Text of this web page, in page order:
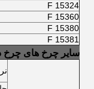
F 15324
F 15360
F 15380
F 15381
سایر چرخ های چرخ